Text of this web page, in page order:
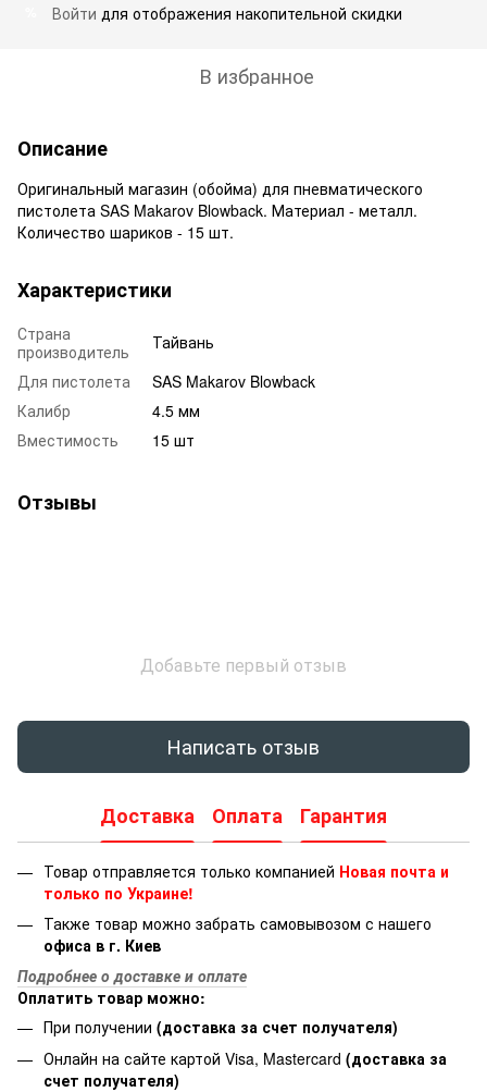
Войти для отображения накопительной скидки
В избранное
Описание
Оригинальный магазин (обойма) для пневматического
пистолета SAS Makarov Blowback. Материал - металл.
Количество шариков - 15 шт.
Характеристики
Страна
производитель
Тайвань
Для пистолета
SAS Makarov Blowback
Калибр
4.5 мм
Вместимость
15 шт
Отзывы
Добавьте первый отзыв
Написать отзыв
Доставка Оплата Гарантия
Товар отправляется только компанией Новая почта и
только по Украине!
Также товар можно забрать самовывозом с нашего
офиса в г. Киев
Подробнее о доставке и оплате
Оплатить товар можно:
При получении (доставка за счет получателя)
Онлайн на сайте картой Visa, Mastercard (доставка за
счет получателя)